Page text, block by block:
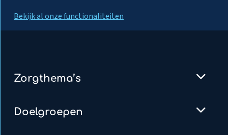
Bekijk al onze functionaliteiten
Zorgthema’s
Doelgroepen